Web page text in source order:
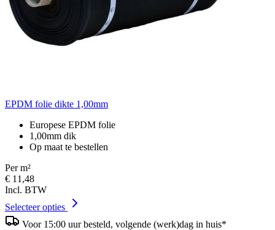
EPDM folie dikte 1,00mm
Europese EPDM folie
1,00mm dik
Op maat te bestellen
Per m²
€ 11,48
Incl. BTW
Selecteer opties
Voor 15:00 uur besteld, volgende (werk)dag in huis*